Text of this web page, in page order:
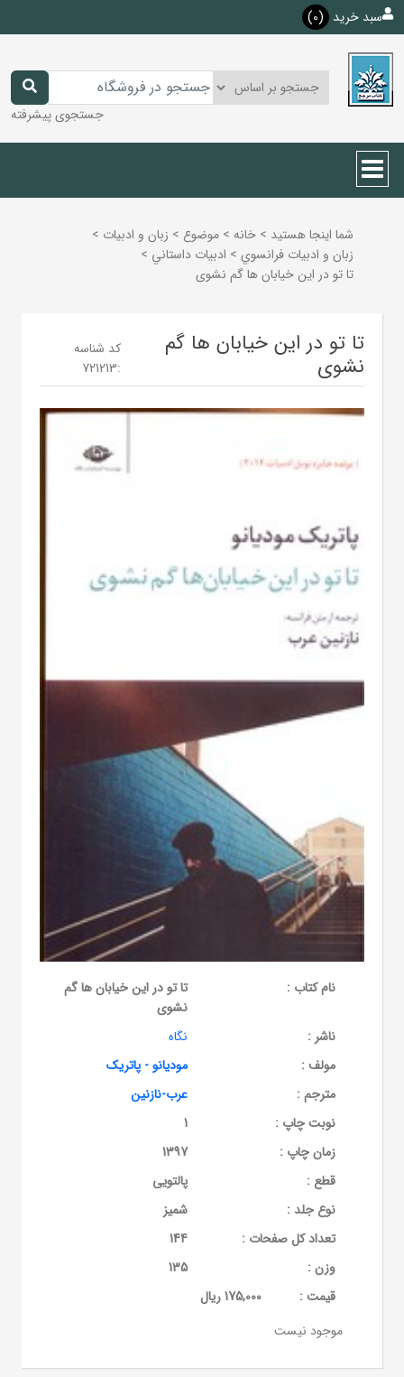
سبد خرید (0)
جستجوی پیشرفته
شما اینجا هستید > خانه > موضوع > زبان و ادبيات >
زبان و ادبيات فرانسوي > ادبيات داستاني >
تا تو در این خیابان ها گم نشوی
تا تو در این خیابان ها گم
نشوی
کد شناسه
:
721213
نام کتاب :
تا تو در این خیابان ها گم
نشوی
ناشر :
نگاه
مولف :
مودیانو - پاتریک
مترجم :
عرب-نازنین
نوبت چاپ :
1
زمان چاپ :
1397
قطع :
پالتویی
نوع جلد :
شمیز
تعداد کل صفحات :
144
وزن :
135
قيمت :
175,000 ریال
موجود نیست